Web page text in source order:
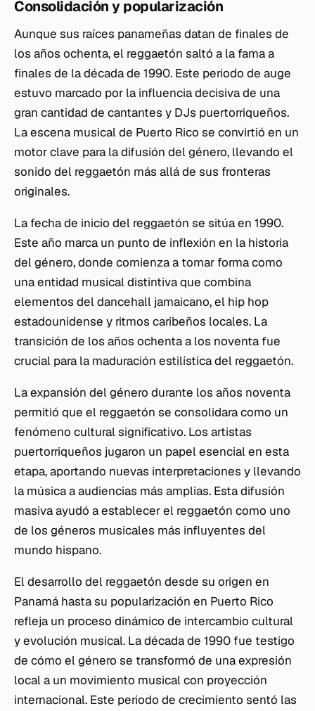
Consolidación y popularización
Aunque sus raíces panameñas datan de finales de
los años ochenta, el reggaetón saltó a la fama a
finales de la década de 1990. Este periodo de auge
estuvo marcado por la influencia decisiva de una
gran cantidad de cantantes y DJs puertorriqueños.
La escena musical de Puerto Rico se convirtió en un
motor clave para la difusión del género, llevando el
sonido del reggaetón más allá de sus fronteras
originales.
La fecha de inicio del reggaetón se sitúa en 1990.
Este año marca un punto de inflexión en la historia
del género, donde comienza a tomar forma como
una entidad musical distintiva que combina
elementos del dancehall jamaicano, el hip hop
estadounidense y ritmos caribeños locales. La
transición de los años ochenta a los noventa fue
crucial para la maduración estilística del reggaetón.
La expansión del género durante los años noventa
permitió que el reggaetón se consolidara como un
fenómeno cultural significativo. Los artistas
puertorriqueños jugaron un papel esencial en esta
etapa, aportando nuevas interpretaciones y llevando
la música a audiencias más amplias. Esta difusión
masiva ayudó a establecer el reggaetón como uno
de los géneros musicales más influyentes del
mundo hispano.
El desarrollo del reggaetón desde su origen en
Panamá hasta su popularización en Puerto Rico
refleja un proceso dinámico de intercambio cultural
y evolución musical. La década de 1990 fue testigo
de cómo el género se transformó de una expresión
local a un movimiento musical con proyección
internacional. Este periodo de crecimiento sentó las